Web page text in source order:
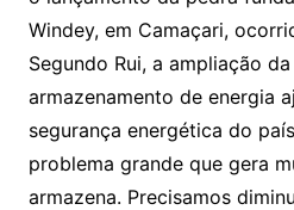
Windey, em Camaçari,
Segundo Rui, a ampliação
armazenamento de energia
segurança energética do
problema grande que gera
armazena. Precisamos